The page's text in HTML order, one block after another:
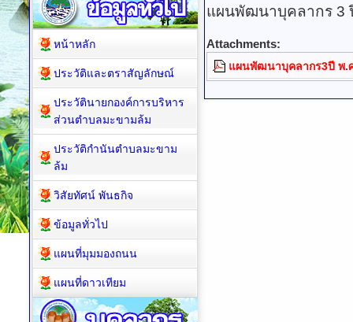
แผนพัฒนาบุคลากร 3
Attachments:
แผนพัฒนาบุคลากร3ปี พ.
หน้าหลัก
ประวัติและตราสัญลักษณ์
ประวัตินายกองค์การบริหาร
ส่วนตำบลมะขามล้ม
ประวัติกำนันตำบลมะขาม
ล้ม
วิสัยทัศน์ พันธกิจ
ข้อมูลทั่วไป
แผนที่มุมมองถนน
แผนที่ดาวเทียม